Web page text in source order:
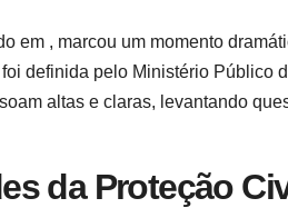
em , marcou um momento
definida pelo Ministério Público
altas e claras, levantando
da Proteção